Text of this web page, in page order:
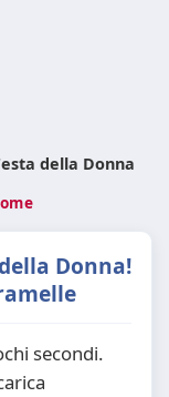
della Donna
Donna!
secondi.